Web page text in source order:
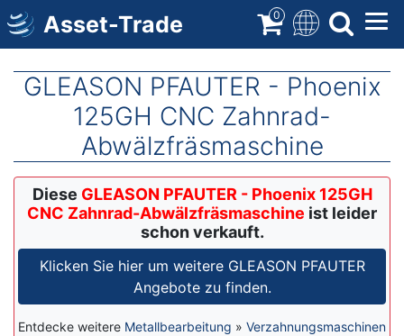
Direkt
zum
Inhalt
Asset-Trade 0
GLEASON PFAUTER - Phoenix
125GH CNC Zahnrad-
Abwälzfräsmaschine
Diese GLEASON PFAUTER - Phoenix 125GH
CNC Zahnrad-Abwälzfräsmaschine ist leider
schon verkauft.
Klicken Sie hier um weitere GLEASON PFAUTER
Angebote zu finden.
Entdecke weitere Metallbearbeitung » Verzahnungsmaschinen